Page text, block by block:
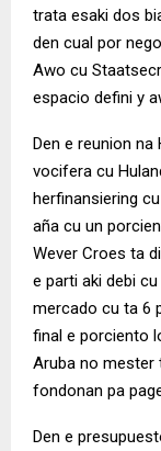
trata esaki dos
den cual por
Awo cu
espacio defini y
Den e reunion
vocifera cu
herfinansiering
aña cu un
Wever Croes ta
e parti aki debi
mercado cu ta 6
final e porciento
Aruba no mester
fondonan pa
Den e